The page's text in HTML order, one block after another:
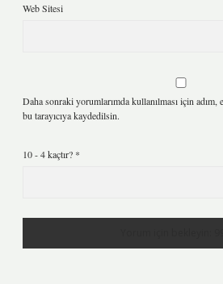
Web Sitesi
Daha sonraki yorumlarımda kullanılması için
bu tarayıcıya kaydedilsin.
10 - 4 kaçtır? *